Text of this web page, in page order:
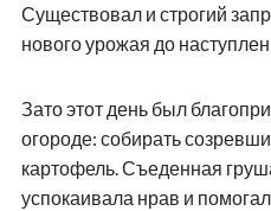
Существовал и строгий
нового урожая до
Зато этот день был
огороде: собирать
картофель. Съеденная
успокаивала нрав и